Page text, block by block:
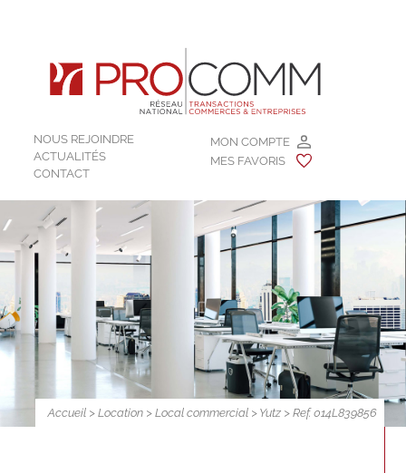
MON COMPTE
MES FAVORIS
NOUS REJOINDRE
ACTUALITÉS
CONTACT
Accueil >Location >Local commercial > Yutz > Ref. 014L839856